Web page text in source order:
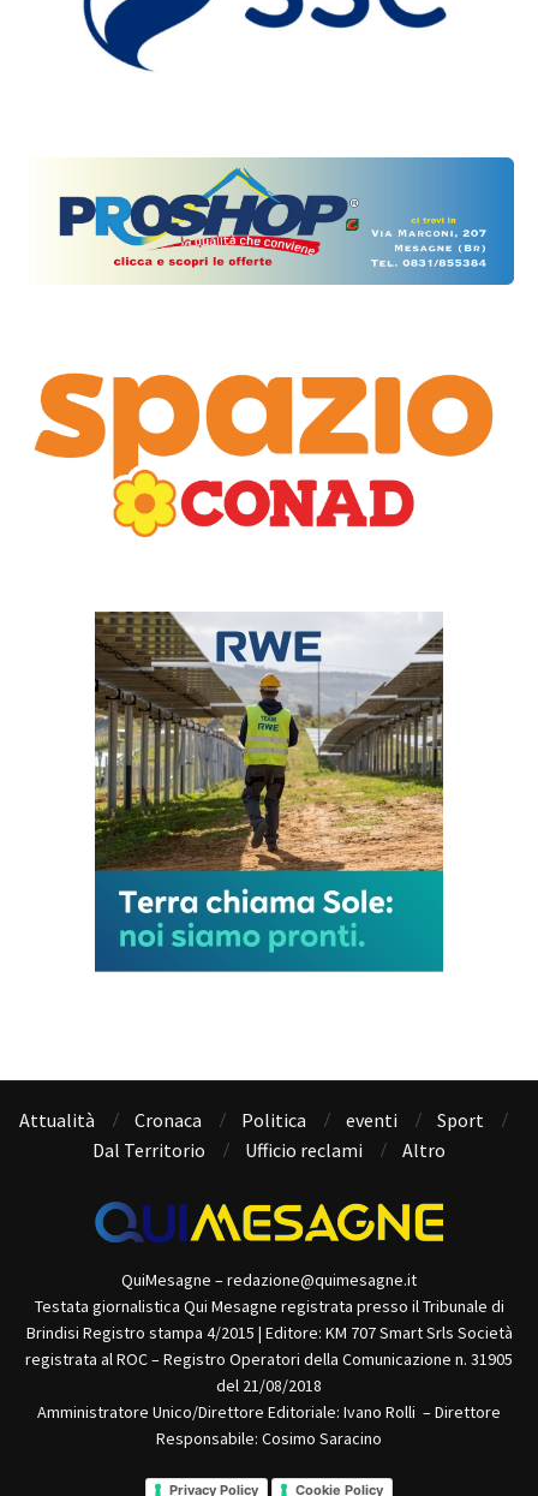
Attualità Cronaca Politica eventi
Sport
Dal Territorio
Ufficio reclami Altro
QuiMesagne – redazione@quimesagne.it
Testata giornalistica Qui Mesagne registrata presso il Tribunale di
Brindisi Registro stampa 4/2015 | Editore: KM 707 Smart Srls Società
registrata al ROC – Registro Operatori della Comunicazione n. 31905
del 21/08/2018
Amministratore Unico/Direttore Editoriale: Ivano Rolli – Direttore
Responsabile: Cosimo Saracino
Privacy Policy Cookie Policy